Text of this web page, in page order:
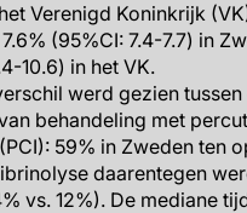
Verenigd Koninkrijk
(95%CI: 7.4-7.7) in
10.6) in het VK.
werd gezien
behandeling met
59% in Zweden ten
daarentegen
vs. 12%). De mediane